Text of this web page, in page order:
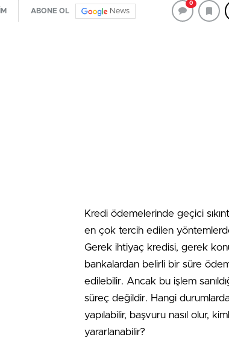
ABONE OL News
0
Kredi ödemelerinde geçici
en çok tercih edilen
Gerek ihtiyaç kredisi, gerek
bankalardan belirli bir süre
edilebilir. Ancak bu işlem
süreç değildir. Hangi
yapılabilir, başvuru nasıl olur,
yararlanabilir?